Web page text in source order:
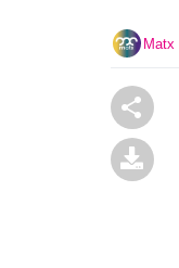
Matx